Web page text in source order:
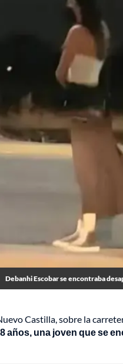
Debanhi Escobar se encontraba
Castilla, sobre la
años, una joven que se